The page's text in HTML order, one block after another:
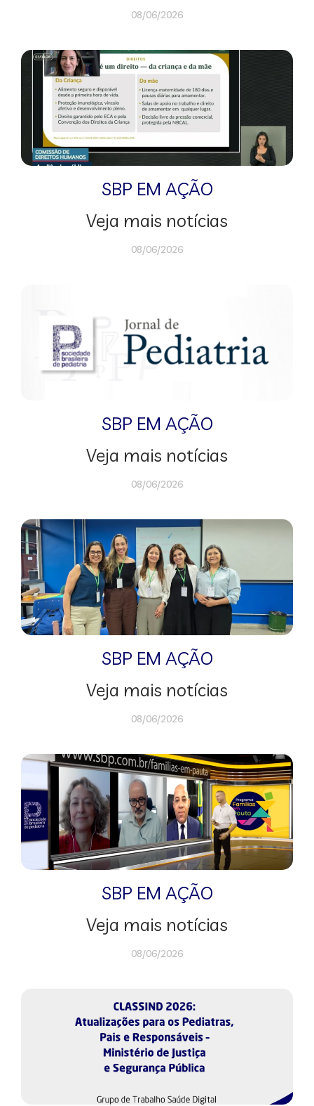
08/06/2026
SBP EM AÇÃO
Veja mais notícias
08/06/2026
SBP EM AÇÃO
Veja mais notícias
08/06/2026
SBP EM AÇÃO
Veja mais notícias
08/06/2026
SBP EM AÇÃO
Veja mais notícias
08/06/2026